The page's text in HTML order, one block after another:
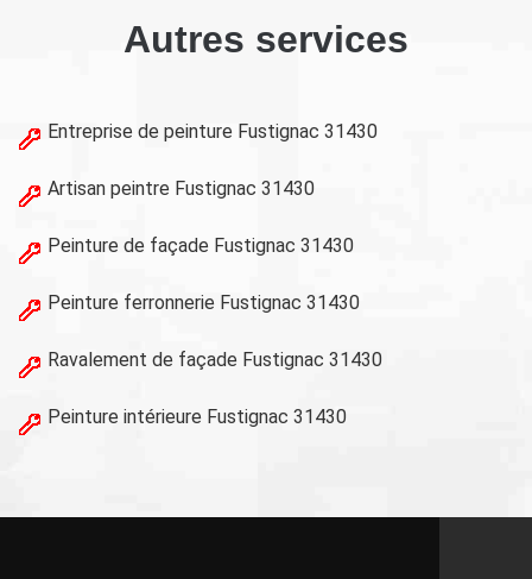
Autres services
Entreprise de peinture Fustignac 31430
Artisan peintre Fustignac 31430
Peinture de façade Fustignac 31430
Peinture ferronnerie Fustignac 31430
Ravalement de façade Fustignac 31430
Peinture intérieure Fustignac 31430